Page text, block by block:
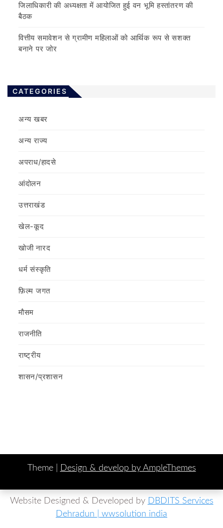
जिलाधिकारी की अध्यक्षता में आयोजित हुई वन भूमि हस्तांतरण की
बैठक
वित्तीय समावेशन से ग्रामीण महिलाओं को आर्थिक रूप से सशक्त
बनाने पर जोर
CATEGORIES
अन्य खबर
अन्य राज्य
अपराध/हादसे
आंदोलन
उत्तराखंड
खेल-कूद
खोजी नारद
धर्म संस्कृति
फ़िल्‍म जगत
मौसम
राजनीति
राष्ट्रीय
शासन/प्रशासन
Theme | Design & develop by AmpleThemes
Website Designed & Developed by DBDITS Services
Dehradun | wwsolution india